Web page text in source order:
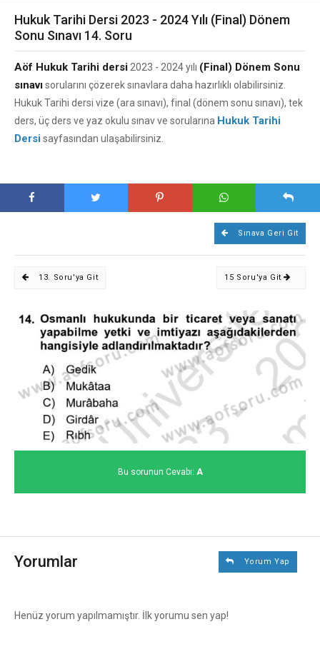
Hukuk Tarihi Dersi 2023 - 2024 Yılı (Final) Dönem
Sonu Sınavı 14. Soru
Aöf Hukuk Tarihi dersi 2023 - 2024 yılı (Final) Dönem Sonu
sınavısorularını çözerek sınavlara daha hazırlıklı olabilirsiniz.
Hukuk Tarihi dersi vize (ara sınavı), final (dönem sonu sınavı), tek
ders, üç ders ve yaz okulu sınav ve sorularına Hukuk Tarihi
Dersisayfasından ulaşabilirsiniz.
Sınava Geri Git
13. Soru'ya Git 15 Soru'ya Git
Bu sorunun Cevabı: A
Yorumlar Yorum Yap
Henüz yorum yapılmamıştır. İlk yorumu sen yap!